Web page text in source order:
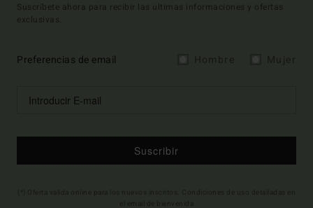
Suscríbete ahora para recibir las ultimas informaciones y ofertas
exclusivas.
Preferencias de email
Suscribir